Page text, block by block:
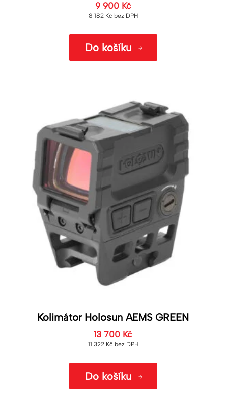
9 900 Kč
8 182 Kč bez DPH
Do košíku
Kolimátor Holosun AEMS GREEN
13 700 Kč
11 322 Kč bez DPH
Do košíku